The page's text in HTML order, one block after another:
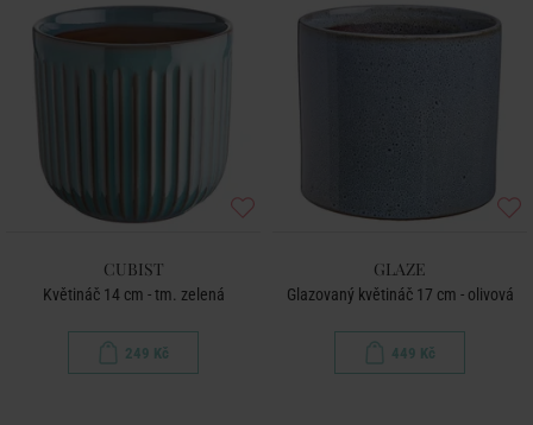
CUBIST
Květináč 14 cm - tm. zelená
249 Kč
GLAZE
Glazovaný květináč 17 cm - olivová
449 Kč